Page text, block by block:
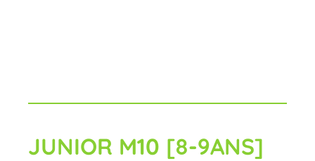
JUNIOR M10 [8-9ANS]